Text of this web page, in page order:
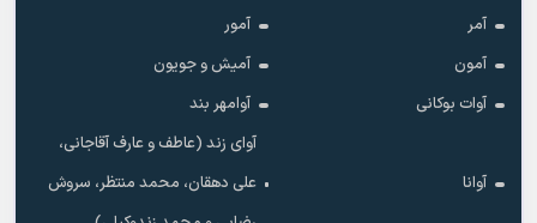
آمر
آمور
آمون
آمیش و جویون
آوات بوکانی
آوامهر بند
آوانا
آوای زند (عاطف و عارف آقاجانی،
علی دهقان، محمد منتظر، سروش